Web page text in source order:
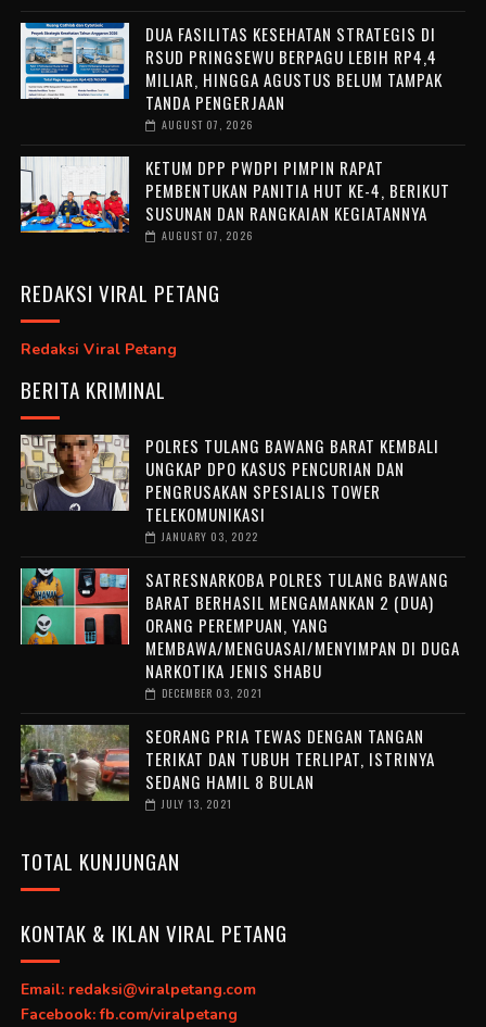
DUA FASILITAS KESEHATAN STRATEGIS DI
RSUD PRINGSEWU BERPAGU LEBIH RP4,4
MILIAR, HINGGA AGUSTUS BELUM TAMPAK
TANDA PENGERJAAN
AUGUST 07, 2026
KETUM DPP PWDPI PIMPIN RAPAT
PEMBENTUKAN PANITIA HUT KE-4, BERIKUT
SUSUNAN DAN RANGKAIAN KEGIATANNYA
AUGUST 07, 2026
REDAKSI VIRAL PETANG
Redaksi Viral Petang
BERITA KRIMINAL
POLRES TULANG BAWANG BARAT KEMBALI
UNGKAP DPO KASUS PENCURIAN DAN
PENGRUSAKAN SPESIALIS TOWER
TELEKOMUNIKASI
JANUARY 03, 2022
SATRESNARKOBA POLRES TULANG BAWANG
BARAT BERHASIL MENGAMANKAN 2 (DUA)
ORANG PEREMPUAN, YANG
MEMBAWA/MENGUASAI/MENYIMPAN DI DUGA
NARKOTIKA JENIS SHABU
DECEMBER 03, 2021
SEORANG PRIA TEWAS DENGAN TANGAN
TERIKAT DAN TUBUH TERLIPAT, ISTRINYA
SEDANG HAMIL 8 BULAN
JULY 13, 2021
TOTAL KUNJUNGAN
KONTAK & IKLAN VIRAL PETANG
Email: redaksi@viralpetang.com
Facebook: fb.com/viralpetang